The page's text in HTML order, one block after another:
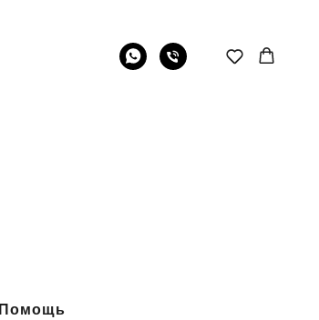
Помощь